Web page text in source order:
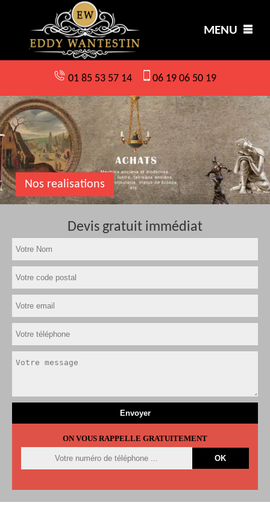
MENU
01 85 53 57 14 06 19 06 50 19
Nos realisations
Devis gratuit immédiat
ON VOUS RAPPELLE GRATUITEMENT